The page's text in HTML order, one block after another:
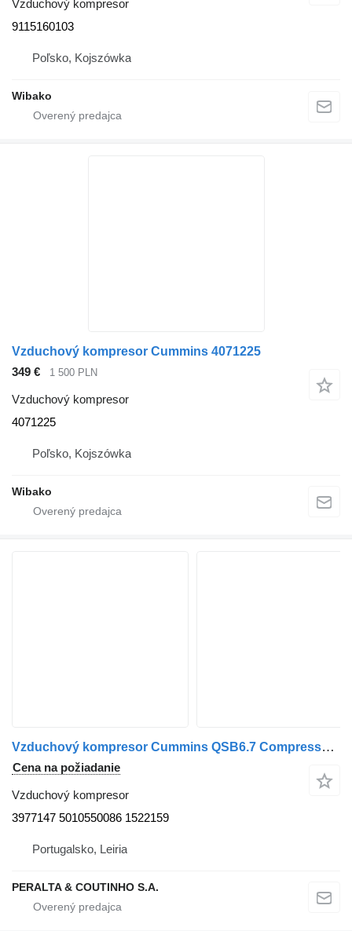
Vzduchový kompresor
9115160103
Poľsko, Kojszówka
Wibako
Vzduchový kompresor Cummins 4071225
349 €
1 500 PLN
Vzduchový kompresor
4071225
Poľsko, Kojszówka
Wibako
Vzduchový kompresor Cummins QSB6.7 Compressor de Ar 3977147 na nákladného auta Cummins
Cena na požiadanie
Vzduchový kompresor
3977147 5010550086 1522159
Portugalsko, Leiria
PERALTA & COUTINHO S.A.